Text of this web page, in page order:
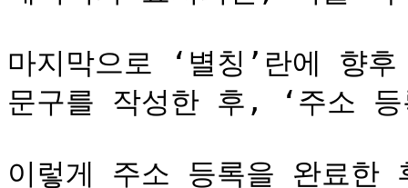
마지막으로 ‘별칭’란에 향
문구를 작성한 후, ‘주소
이렇게 주소 등록을 완료한